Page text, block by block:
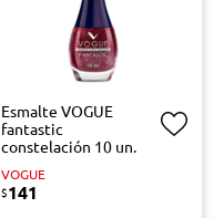
Esmalte VOGUE
fantastic
constelación 10 un.
VOGUE
$141